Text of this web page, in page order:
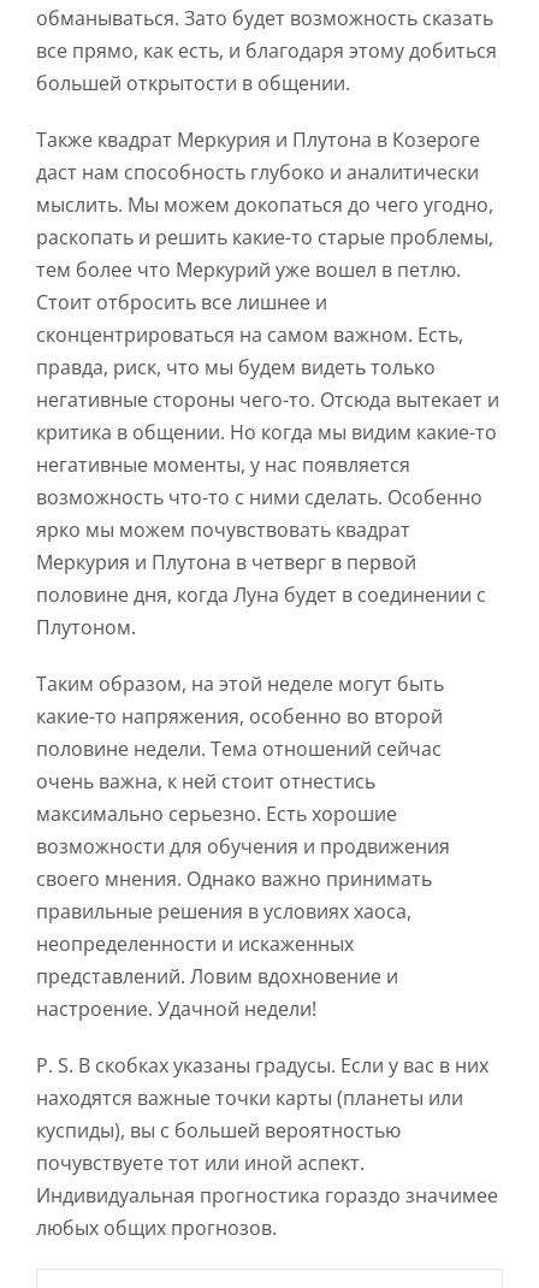
обманываться. Зато будет возможность сказать
все прямо, как есть, и благодаря этому добиться
большей открытости в общении.
Также квадрат Меркурия и Плутона в Козероге
даст нам способность глубоко и аналитически
мыслить. Мы можем докопаться до чего угодно,
раскопать и решить какие-то старые проблемы,
тем более что Меркурий уже вошел в петлю.
Стоит отбросить все лишнее и
сконцентрироваться на самом важном. Есть,
правда, риск, что мы будем видеть только
негативные стороны чего-то. Отсюда вытекает и
критика в общении. Но когда мы видим какие-то
негативные моменты, у нас появляется
возможность что-то с ними сделать. Особенно
ярко мы можем почувствовать квадрат
Меркурия и Плутона в четверг в первой
половине дня, когда Луна будет в соединении с
Плутоном.
Таким образом, на этой неделе могут быть
какие-то напряжения, особенно во второй
половине недели. Тема отношений сейчас
очень важна, к ней стоит отнестись
максимально серьезно. Есть хорошие
возможности для обучения и продвижения
своего мнения. Однако важно принимать
правильные решения в условиях хаоса,
неопределенности и искаженных
представлений. Ловим вдохновение и
настроение. Удачной недели!
P. S. В скобках указаны градусы. Если у вас в них
находятся важные точки карты (планеты или
куспиды), вы с большей вероятностью
почувствуете тот или иной аспект.
Индивидуальная прогностика гораздо значимее
любых общих прогнозов.